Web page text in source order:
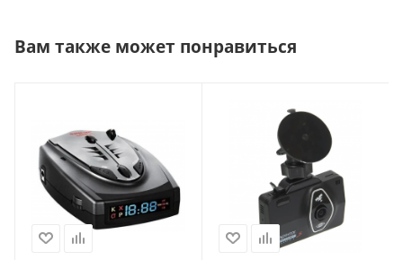
Вам также может понравиться